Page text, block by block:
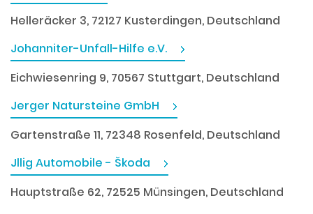
Helleräcker 3, 72127 Kusterdingen, Deutschland
Johanniter-Unfall-Hilfe e.V.
Eichwiesenring 9, 70567 Stuttgart, Deutschland
Jerger Natursteine GmbH
Gartenstraße 11, 72348 Rosenfeld, Deutschland
Jllig Automobile - Škoda
Hauptstraße 62, 72525 Münsingen, Deutschland